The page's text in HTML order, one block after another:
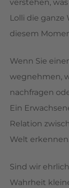
verstehen,
Lolli die
diesem
Wenn Sie
wegnehmen,
nachfragen
Ein
Relation
Welt
Sind wir
Wahrheit